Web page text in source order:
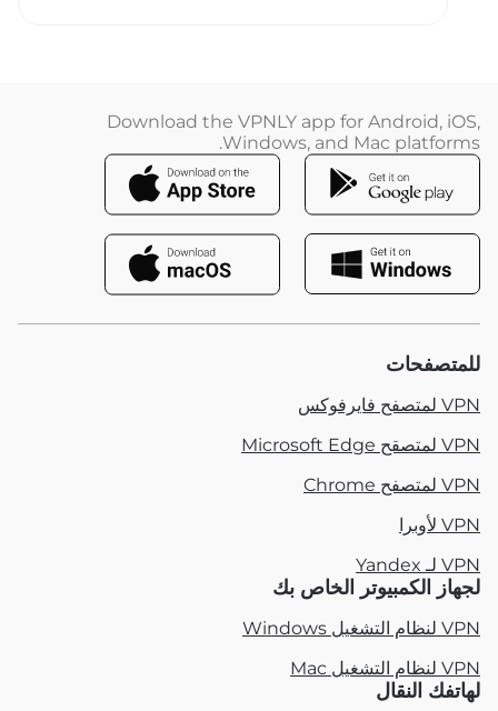
Download the VPNLY app for Android, iOS,
Windows, and Mac platforms.
للمتصفحات
VPN لمتصفح فايرفوكس
VPN لمتصقح Microsoft Edge
VPN لمتصفح Chrome
VPN لأوبرا
VPN لـ Yandex
لجهاز الكمبيوتر الخاص بك
VPN لنظام التشغيل Windows
VPN لنظام التشغيل Mac
لهاتفك النقال